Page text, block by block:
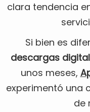
clara tendencia
Si bien es
descargas
unos meses,
experimentó una
de